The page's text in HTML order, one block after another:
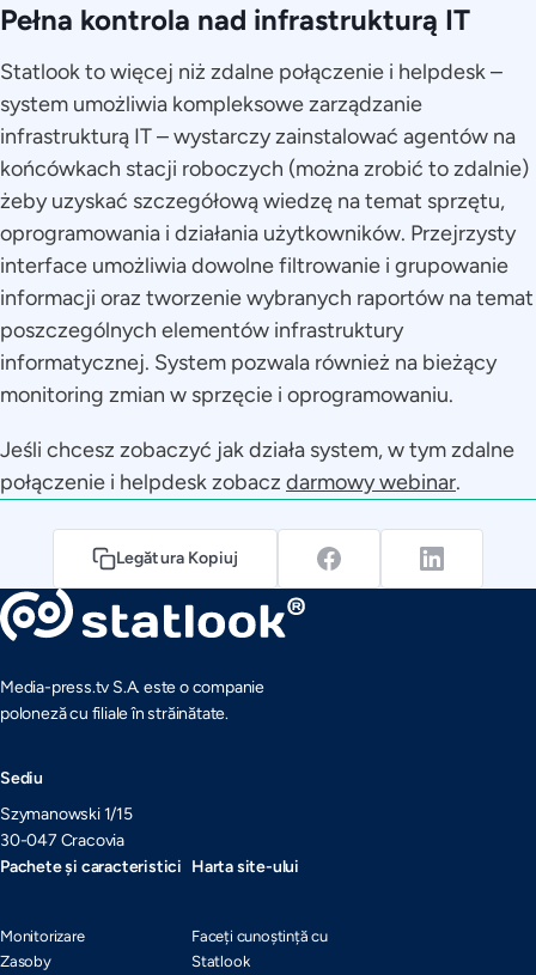
Pełna kontrola nad infrastrukturą IT
Statlook to więcej niż zdalne połączenie i helpdesk –
system umożliwia kompleksowe zarządzanie
infrastrukturą IT – wystarczy zainstalować agentów na
końcówkach stacji roboczych (można zrobić to zdalnie)
żeby uzyskać szczegółową wiedzę na temat sprzętu,
oprogramowania i działania użytkowników. Przejrzysty
interface umożliwia dowolne filtrowanie i grupowanie
informacji oraz tworzenie wybranych raportów na temat
poszczególnych elementów infrastruktury
informatycznej. System pozwala również na bieżący
monitoring zmian w sprzęcie i oprogramowaniu.
Jeśli chcesz zobaczyć jak działa system, w tym zdalne
połączenie i helpdesk zobacz darmowy webinar.
Legătura Kopiuj
Media-press.tv S.A. este o companie
poloneză cu filiale în străinătate.
Sediu
Szymanowski 1/15
30-047 Cracovia
Pachete și caracteristici
Monitorizare
Zasoby
Harta site-ului
Faceți cunoștință cu
Statlook